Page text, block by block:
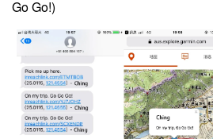
Go Go!)